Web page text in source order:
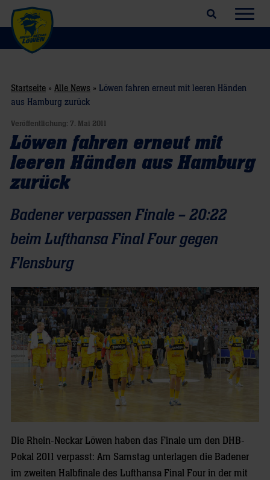
Suchfeld öffnen
Startseite » Alle News » Löwen fahren erneut mit leeren Händen
aus Hamburg zurück
Veröffentlichung: 7. Mai 2011
Löwen fahren erneut mit
leeren Händen aus Hamburg
zurück
Badener verpassen Finale – 20:22
beim Lufthansa Final Four gegen
Flensburg
Die Rhein-Neckar Löwen haben das Finale um den DHB-
Pokal 2011 verpasst: Am Samstag unterlagen die Badener
im zweiten Halbfinale des Lufthansa Final Four in der mit